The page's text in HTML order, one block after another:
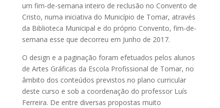
um fim-de-semana inteiro de reclusão no Convento de
Cristo, numa iniciativa do Município de Tomar, através
da Biblioteca Municipal e do próprio Convento, fim-de-
semana esse que decorreu em Junho de 2017.
O design e a paginação foram efetuados pelos alunos
de Artes Gráficas da Escola Profissional de Tomar, no
âmbito dos conteúdos previstos no plano curricular
deste curso e sob a coordenação do professor Luís
Ferreira. De entre diversas propostas muito